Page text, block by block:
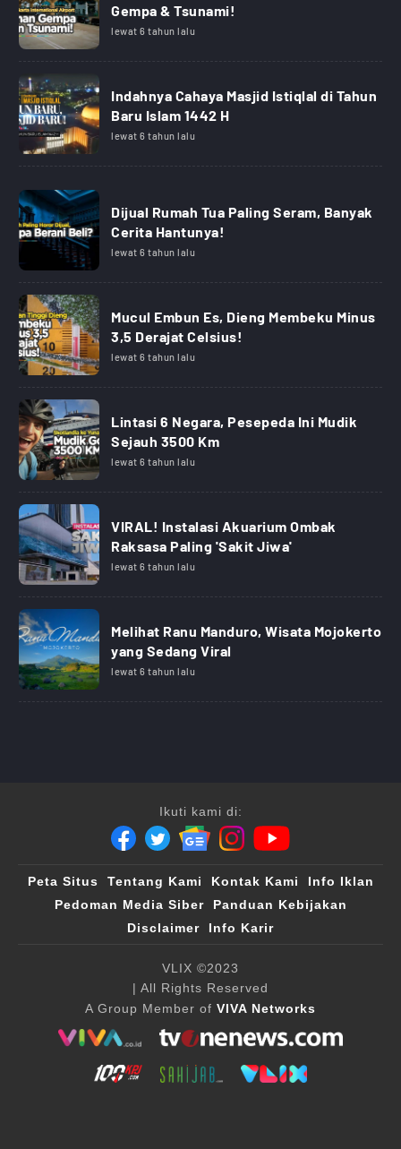
Gempa & Tsunami!
lewat 6 tahun lalu
Indahnya Cahaya Masjid Istiqlal di Tahun
Baru Islam 1442 H
lewat 6 tahun lalu
Dijual Rumah Tua Paling Seram, Banyak
Cerita Hantunya!
lewat 6 tahun lalu
Mucul Embun Es, Dieng Membeku Minus
3,5 Derajat Celsius!
lewat 6 tahun lalu
Lintasi 6 Negara, Pesepeda Ini Mudik
Sejauh 3500 Km
lewat 6 tahun lalu
VIRAL! Instalasi Akuarium Ombak
Raksasa Paling 'Sakit Jiwa'
lewat 6 tahun lalu
Melihat Ranu Manduro, Wisata Mojokerto
yang Sedang Viral
lewat 6 tahun lalu
Ikuti kami di:
Peta Situs Tentang Kami Kontak Kami
Info Iklan
Pedoman Media Siber
Panduan Kebijakan
Disclaimer
Info Karir
VLIX ©2023
| All Rights Reserved
A Group Member of VIVA Networks